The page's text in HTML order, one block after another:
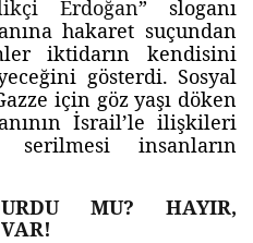
Erdoğan” sloganı
hakaret suçundan
iktidarın kendisini
gösterdi. Sosyal
için göz yaşı döken
İsrail’le ilişkileri
insanların
MU? HAYIR,